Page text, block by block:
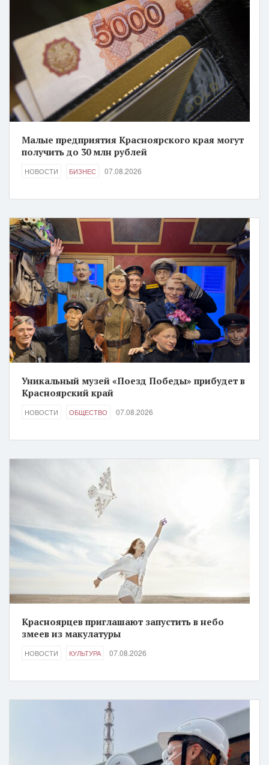
Малые предприятия Красноярского края могут
получить до 30 млн рублей
НОВОСТИ БИЗНЕС 07.08.2026
Уникальный музей «Поезд Победы» прибудет в
Красноярский край
НОВОСТИ ОБЩЕСТВО 07.08.2026
Красноярцев приглашают запустить в небо
змеев из макулатуры
НОВОСТИ КУЛЬТУРА 07.08.2026